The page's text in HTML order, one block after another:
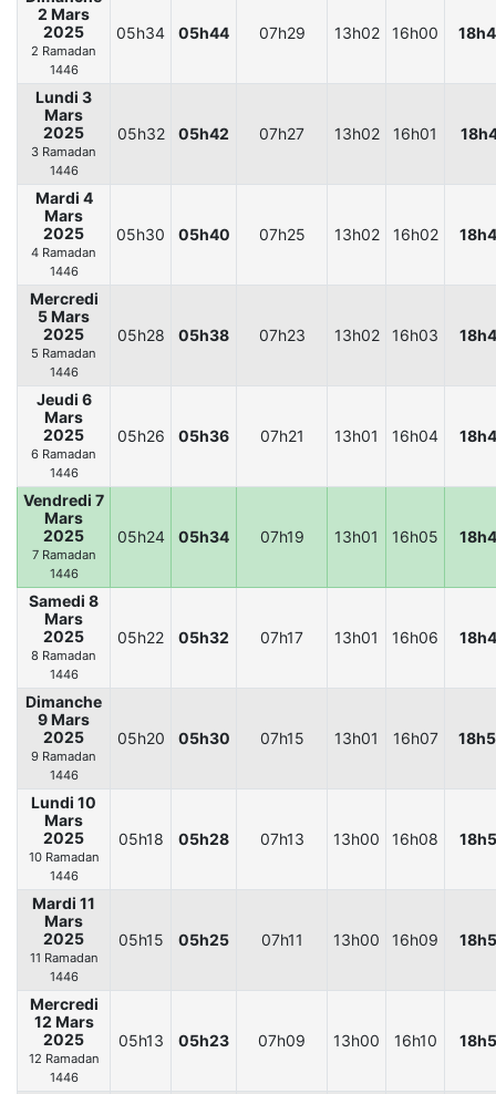
2 Mars
2025
2 Ramadan
1446
05h34 05h44 07h29 13h02 16h00
Lundi 3
Mars
2025
3 Ramadan
1446
05h32 05h42 07h27 13h02 16h01
Mardi 4
Mars
2025
4 Ramadan
1446
05h30 05h40 07h25 13h02 16h02
Mercredi
5 Mars
2025
5 Ramadan
1446
05h28 05h38 07h23 13h02 16h03
Jeudi 6
Mars
2025
6 Ramadan
1446
05h26 05h36 07h21 13h01 16h04
Vendredi 7
Mars
2025
7 Ramadan
1446
05h24 05h34 07h19 13h01 16h05
Samedi 8
Mars
2025
8 Ramadan
1446
05h22 05h32 07h17 13h01 16h06
Dimanche
9 Mars
2025
9 Ramadan
1446
05h20 05h30 07h15 13h01 16h07
Lundi 10
Mars
2025
10 Ramadan
1446
05h18 05h28 07h13 13h00 16h08
Mardi 11
Mars
2025
11 Ramadan
1446
05h15 05h25 07h11 13h00 16h09
Mercredi
12 Mars
2025
12 Ramadan
1446
05h13 05h23 07h09 13h00 16h10